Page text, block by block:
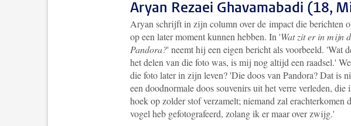
Aryan Rezaei Ghavamabadi (18,
Aryan schrijft in zijn column over de impact die berichten
op een later moment kunnen hebben. In 'Wat zit er in mijn
Pandora?' neemt hij een eigen bericht als voorbeeld. 'Wat
het delen van die foto was, is mij nog altijd een raadsel.'
die foto later in zijn leven? 'Die doos van Pandora? Dat is
een doodnormale doos souvenirs uit het verre verleden, die
hoek op zolder stof verzamelt; niemand zal erachterkomen
vogel heb gefotografeerd, zolang ik er maar over zwijg.'